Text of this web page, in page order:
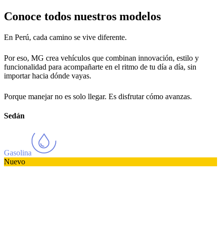
Conoce todos nuestros modelos
En Perú, cada camino se vive diferente.
Por eso, MG crea vehículos que combinan innovación, estilo y
funcionalidad para acompañarte en el ritmo de tu día a día, sin
importar hacia dónde vayas.
Porque manejar no es solo llegar. Es disfrutar cómo avanzas.
Sedán
Gasolina
Nuevo